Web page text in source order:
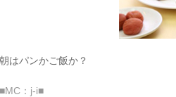
朝はパンかご飯か？
■MC：j-i■